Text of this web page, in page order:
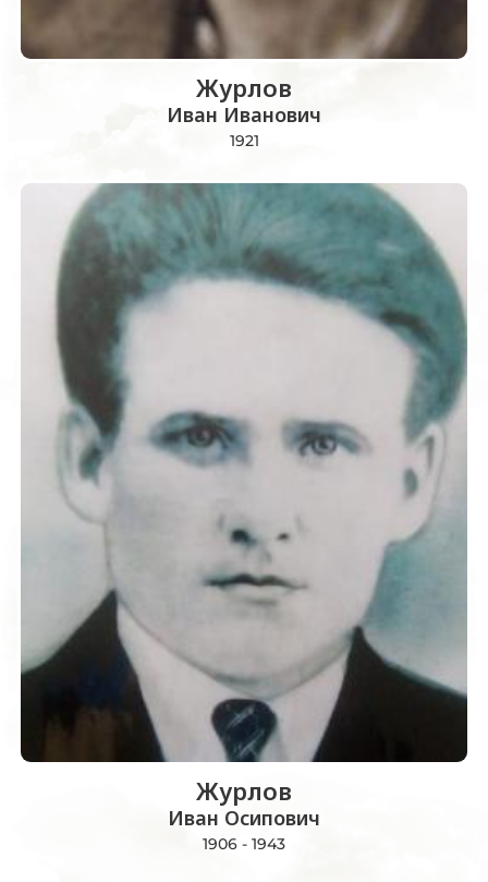
Журлов
Иван Иванович
1921
Журлов
Иван Осипович
1906 - 1943